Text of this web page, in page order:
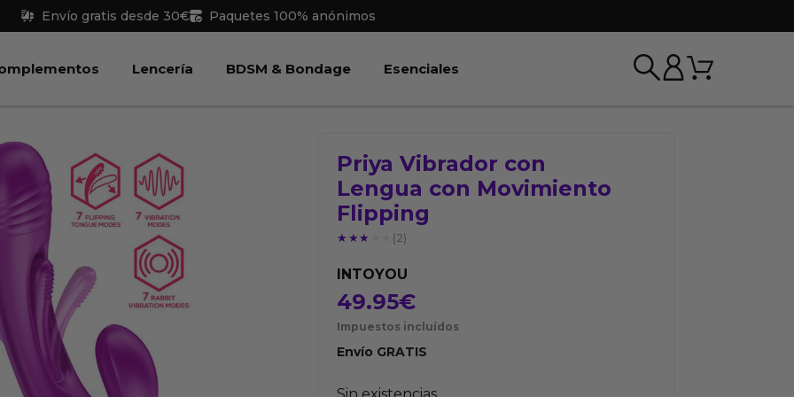
Envío gratis desde 30€ Paquetes 100% anónimos
Juguetes Abrir Complementos
Lencería Abrir Lencería
BDSM & Bondage Abrir BDSM & Bondage
Esenciales Carrito
Priya Vibrador con
Lengua con Movimiento
Flipping
★★★★★
★★★★★ (2)
INTOYOU
49.95€
Impuestos incluídos
Envío GRATIS
Sin existencias